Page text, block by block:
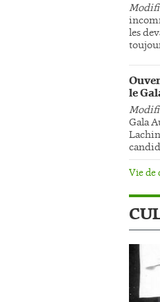
les
le
Gala
Vie de